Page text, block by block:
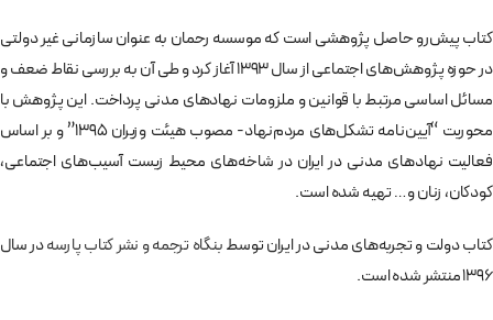
کتاب پیش‌رو حاصل پژوهشی است که موسسه رحمان به عنوان سازمانی غیر دولتی
در حوزه پژوهش‌های اجتماعی از سال 1393 آغاز کرد و طی آن به بررسی نقاط ضعف و
مسائل اساسی مرتبط با قوانین و ملزومات نهادهای مدنی پرداخت. این پژوهش با
محوریت “آیین‌نامه تشکل‌های مردم‌نهاد- مصوب هیئت وزیران 1395” و بر اساس
فعالیت نهادهای مدنی در ایران در شاخه‌های محیط زیست آسیب‌های اجتماعی،
کودکان، زنان و … تهیه شده است.
کتاب دولت و تجربه‌های مدنی در ایران توسطبنگاه ترجمه و نشر کتاب پارسهدر سال
1396 منتشر شده است.